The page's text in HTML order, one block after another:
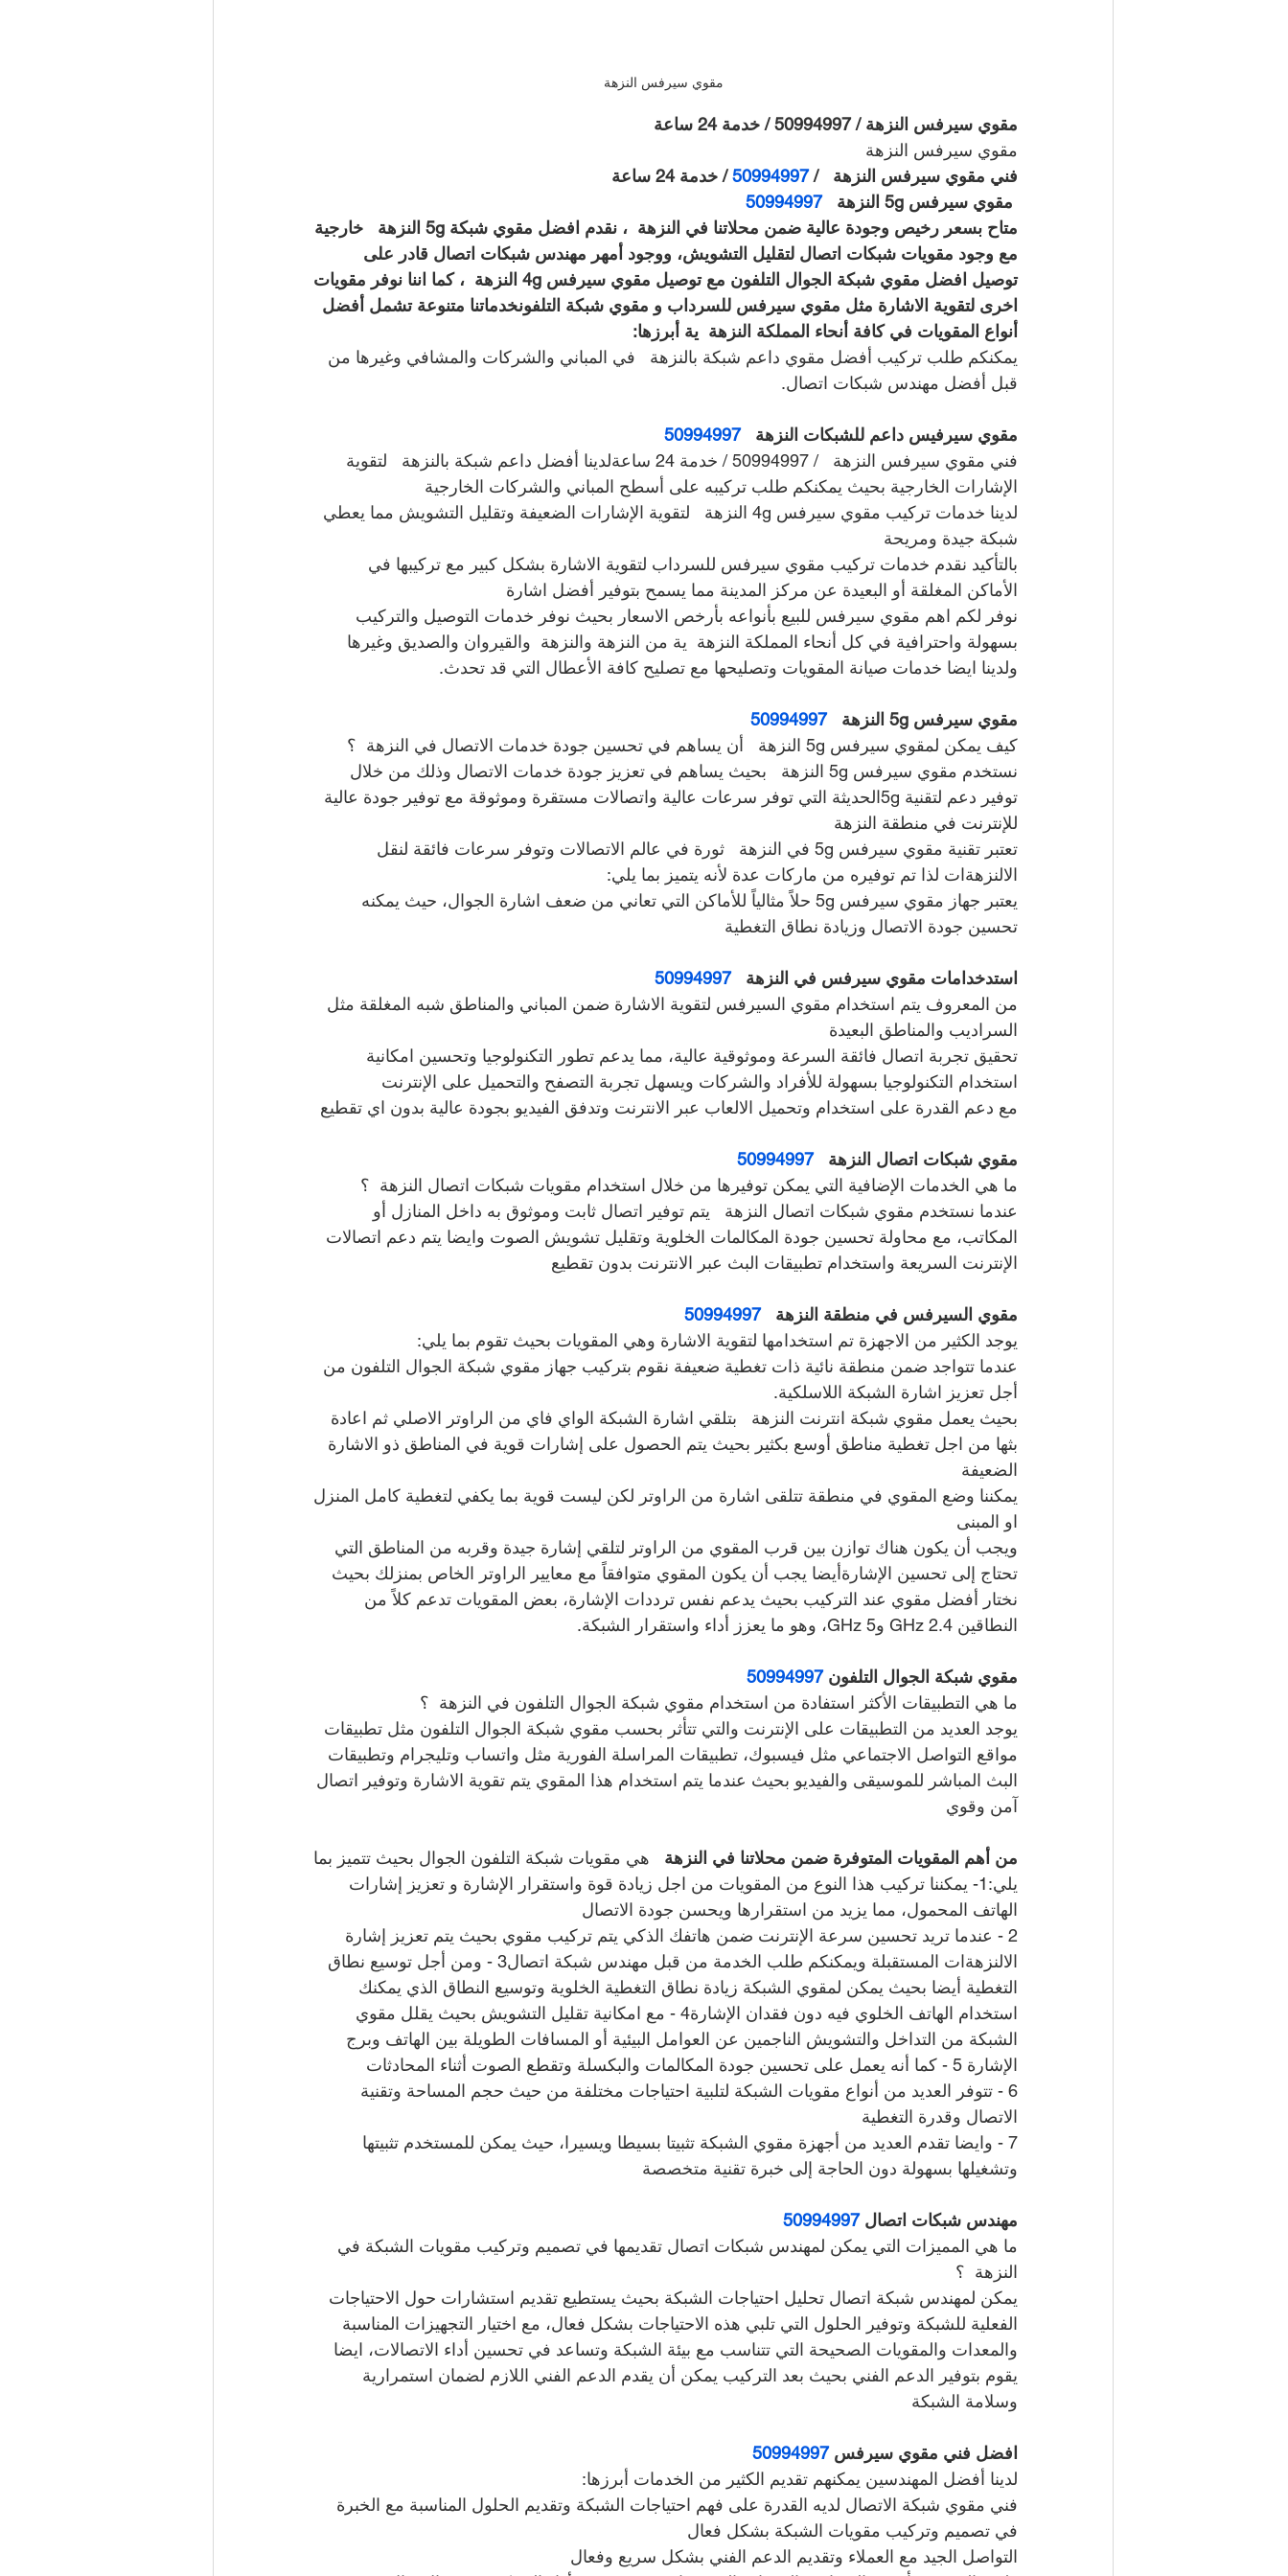
مقوي سيرفس النزهة
مقوي سيرفس النزهة / 50994997 / خدمة 24 ساعة
مقوي سيرفس النزهة
فني مقوي سيرفس النزهة   / 50994997 / خدمة 24 ساعة
مقوي سيرفس 5g النزهة
50994997
متاح بسعر رخيص وجودة عالية ضمن محلاتنا في النزهة  ، نقدم افضل مقوي شبكة 5g النزهة   خارجية
مع وجود مقويات شبكات اتصال لتقليل التشويش، ووجود أمهر مهندس شبكات اتصال قادر على
توصيل افضل مقوي شبكة الجوال التلفون مع توصيل مقوي سيرفس 4g النزهة  ، كما اننا نوفر مقويات
اخرى لتقوية الاشارة مثل مقوي سيرفس للسرداب و مقوي شبكة التلفونخدماتنا متنوعة تشمل أفضل
أنواع المقويات في كافة أنحاء المملكة النزهة  ية أبرزها:
يمكنكم طلب تركيب أفضل مقوي داعم شبكة بالنزهة   في المباني والشركات والمشافي وغيرها من
قبل أفضل مهندس شبكات اتصال.
مقوي سيرفيس داعم للشبكات النزهة 50994997
فني مقوي سيرفس النزهة   / 50994997 / خدمة 24 ساعةلدينا أفضل داعم شبكة بالنزهة   لتقوية
الإشارات الخارجية بحيث يمكنكم طلب تركيبه على أسطح المباني والشركات الخارجية
لدينا خدمات تركيب مقوي سيرفس 4g النزهة   لتقوية الإشارات الضعيفة وتقليل التشويش مما يعطي
شبكة جيدة ومريحة
بالتأكيد نقدم خدمات تركيب مقوي سيرفس للسرداب لتقوية الاشارة بشكل كبير مع تركيبها في
الأماكن المغلقة أو البعيدة عن مركز المدينة مما يسمح بتوفير أفضل اشارة
نوفر لكم اهم مقوي سيرفس للبيع بأنواعه بأرخص الاسعار بحيث نوفر خدمات التوصيل والتركيب
بسهولة واحترافية في كل أنحاء المملكة النزهة  ية من النزهة والنزهة  والقيروان والصديق وغيرها
ولدينا ايضا خدمات صيانة المقويات وتصليحها مع تصليح كافة الأعطال التي قد تحدث.
مقوي سيرفس 5g النزهة
50994997
كيف يمكن لمقوي سيرفس 5g النزهة   أن يساهم في تحسين جودة خدمات الاتصال في النزهة  ؟
نستخدم مقوي سيرفس 5g النزهة   بحيث يساهم في تعزيز جودة خدمات الاتصال وذلك من خلال
توفير دعم لتقنية 5gالحديثة التي توفر سرعات عالية واتصالات مستقرة وموثوقة مع توفير جودة عالية
للإنترنت في منطقة النزهة
تعتبر تقنية مقوي سيرفس 5g في النزهة   ثورة في عالم الاتصالات وتوفر سرعات فائقة لنقل
الالنزهةات لذا تم توفيره من ماركات عدة لأنه يتميز بما يلي:
يعتبر جهاز مقوي سيرفس 5g حلاً مثالياً للأماكن التي تعاني من ضعف اشارة الجوال، حيث يمكنه
تحسين جودة الاتصال وزيادة نطاق التغطية
استدخدامات مقوي سيرفس في النزهة 50994997
من المعروف يتم استخدام مقوي السيرفس لتقوية الاشارة ضمن المباني والمناطق شبه المغلقة مثل
السراديب والمناطق البعيدة
تحقيق تجربة اتصال فائقة السرعة وموثوقية عالية، مما يدعم تطور التكنولوجيا وتحسين امكانية
استخدام التكنولوجيا بسهولة للأفراد والشركات ويسهل تجربة التصفح والتحميل على الإنترنت
مع دعم القدرة على استخدام وتحميل الالعاب عبر الانترنت وتدفق الفيديو بجودة عالية بدون اي تقطيع
مقوي شبكات اتصال النزهة 50994997
ما هي الخدمات الإضافية التي يمكن توفيرها من خلال استخدام مقويات شبكات اتصال النزهة  ؟
عندما نستخدم مقوي شبكات اتصال النزهة   يتم توفير اتصال ثابت وموثوق به داخل المنازل أو
المكاتب، مع محاولة تحسين جودة المكالمات الخلوية وتقليل تشويش الصوت وايضا يتم دعم اتصالات
الإنترنت السريعة واستخدام تطبيقات البث عبر الانترنت بدون تقطيع
مقوي السيرفس في منطقة النزهة 50994997
يوجد الكثير من الاجهزة تم استخدامها لتقوية الاشارة وهي المقويات بحيث تقوم بما يلي:
عندما تتواجد ضمن منطقة نائية ذات تغطية ضعيفة نقوم بتركيب جهاز مقوي شبكة الجوال التلفون من
أجل تعزيز اشارة الشبكة اللاسلكية.
بحيث يعمل مقوي شبكة انترنت النزهة   بتلقي اشارة الشبكة الواي فاي من الراوتر الاصلي ثم اعادة
بثها من اجل تغطية مناطق أوسع بكثير بحيث يتم الحصول على إشارات قوية في المناطق ذو الاشارة
الضعيفة
يمكننا وضع المقوي في منطقة تتلقى اشارة من الراوتر لكن ليست قوية بما يكفي لتغطية كامل المنزل
او المبنى
ويجب أن يكون هناك توازن بين قرب المقوي من الراوتر لتلقي إشارة جيدة وقربه من المناطق التي
تحتاج إلى تحسين الإشارةأيضا يجب أن يكون المقوي متوافقاً مع معايير الراوتر الخاص بمنزلك بحيث
نختار أفضل مقوي عند التركيب بحيث يدعم نفس ترددات الإشارة، بعض المقويات تدعم كلاً من
النطاقين 2.4 GHz و5 GHz، وهو ما يعزز أداء واستقرار الشبكة.
مقوي شبكة الجوال التلفون 50994997
ما هي التطبيقات الأكثر استفادة من استخدام مقوي شبكة الجوال التلفون في النزهة  ؟
يوجد العديد من التطبيقات على الإنترنت والتي تتأثر بحسب مقوي شبكة الجوال التلفون مثل تطبيقات
مواقع التواصل الاجتماعي مثل فيسبوك، تطبيقات المراسلة الفورية مثل واتساب وتليجرام وتطبيقات
البث المباشر للموسيقى والفيديو بحيث عندما يتم استخدام هذا المقوي يتم تقوية الاشارة وتوفير اتصال
آمن وقوي
من أهم المقويات المتوفرة ضمن محلاتنا في النزهة هي مقويات شبكة التلفون الجوال بحيث تتميز بما
يلي:1- يمكننا تركيب هذا النوع من المقويات من اجل زيادة قوة واستقرار الإشارة و تعزيز إشارات
الهاتف المحمول، مما يزيد من استقرارها ويحسن جودة الاتصال
2 - عندما تريد تحسين سرعة الإنترنت ضمن هاتفك الذكي يتم تركيب مقوي بحيث يتم تعزيز إشارة
الالنزهةات المستقبلة ويمكنكم طلب الخدمة من قبل مهندس شبكة اتصال3 - ومن أجل توسيع نطاق
التغطية أيضا بحيث يمكن لمقوي الشبكة زيادة نطاق التغطية الخلوية وتوسيع النطاق الذي يمكنك
استخدام الهاتف الخلوي فيه دون فقدان الإشارة4 - مع امكانية تقليل التشويش بحيث يقلل مقوي
الشبكة من التداخل والتشويش الناجمين عن العوامل البيئية أو المسافات الطويلة بين الهاتف وبرج
الإشارة 5 - كما أنه يعمل على تحسين جودة المكالمات والبكسلة وتقطع الصوت أثناء المحادثات
6 - تتوفر العديد من أنواع مقويات الشبكة لتلبية احتياجات مختلفة من حيث حجم المساحة وتقنية
الاتصال وقدرة التغطية
7 - وايضا تقدم العديد من أجهزة مقوي الشبكة تثبيتا بسيطا ويسيرا، حيث يمكن للمستخدم تثبيتها
وتشغيلها بسهولة دون الحاجة إلى خبرة تقنية متخصصة
مهندس شبكات اتصال 50994997
ما هي المميزات التي يمكن لمهندس شبكات اتصال تقديمها في تصميم وتركيب مقويات الشبكة في
النزهة  ؟
يمكن لمهندس شبكة اتصال تحليل احتياجات الشبكة بحيث يستطيع تقديم استشارات حول الاحتياجات
الفعلية للشبكة وتوفير الحلول التي تلبي هذه الاحتياجات بشكل فعال، مع اختيار التجهيزات المناسبة
والمعدات والمقويات الصحيحة التي تتناسب مع بيئة الشبكة وتساعد في تحسين أداء الاتصالات، ايضا
يقوم بتوفير الدعم الفني بحيث بعد التركيب يمكن أن يقدم الدعم الفني اللازم لضمان استمرارية
وسلامة الشبكة
افضل فني مقوي سيرفس 50994997
لدينا أفضل المهندسين يمكنهم تقديم الكثير من الخدمات أبرزها:
فني مقوي شبكة الاتصال لديه القدرة على فهم احتياجات الشبكة وتقديم الحلول المناسبة مع الخبرة
في تصميم وتركيب مقويات الشبكة بشكل فعال
التواصل الجيد مع العملاء وتقديم الدعم الفني بشكل سريع وفعال